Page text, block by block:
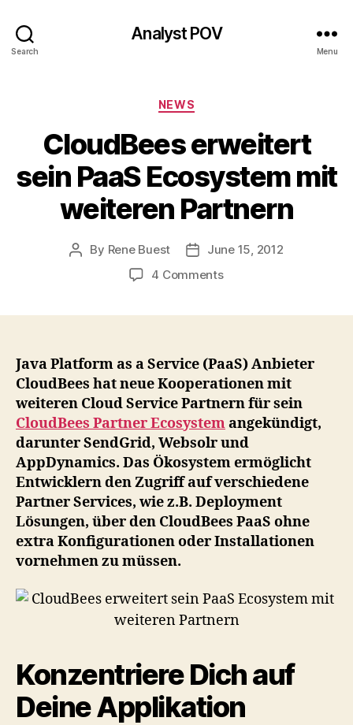
Search
Analyst POV
Menu
Categories
NEWS
CloudBees erweitert
sein PaaS Ecosystem mit
weiteren Partnern
Post
By Rene Buest
PostJune 15, 2012
4 Commentson
Ecosystem
mit
weiteren
Partnern
Java Platform as a Service (PaaS) Anbieter
CloudBees hat neue Kooperationen mit
weiteren Cloud Service Partnern für sein
CloudBees Partner Ecosystemangekündigt,
darunter SendGrid, Websolr und
AppDynamics. Das Ökosystem ermöglicht
Entwicklern den Zugriff auf verschiedene
Partner Services, wie z.B. Deployment
Lösungen, über den CloudBees PaaS ohne
extra Konfigurationen oder Installationen
vornehmen zu müssen.
Konzentriere Dich auf
Deine Applikation